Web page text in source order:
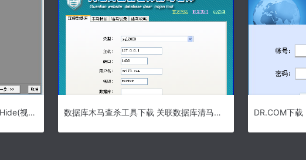
proDAD Hide破解版下载 proDAD Hide(视频编辑优化软件) v1.5.80.1 64位直装激活版 数据库木马查杀工具下载 关联数据库清马软件 v1.0 中文安装版